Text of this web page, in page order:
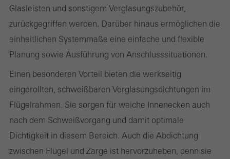
Glasleisten und sonstigem Verglasungszubehör,
zurückgegriffen werden. Darüber hinaus ermöglichen die
einheitlichen Systemmaße eine einfache und flexible
Planung sowie Ausführung von Anschlusssituationen.
Einen besonderen Vorteil bieten die werkseitig
eingerollten, schweißbaren Verglasungsdichtungen im
Flügelrahmen. Sie sorgen für weiche Innenecken auch
nach dem Schweißvorgang und damit optimale
Dichtigkeit in diesem Bereich. Auch die Abdichtung
zwischen Flügel und Zarge ist hervorzuheben, denn sie
Webseiten einwandfrei funktionieren und können nicht deaktiviert
werden. Ohne diese Cookies können bestimmte Teile der
Webseiten oder gewünschte Dienste nicht zur Verfügung gestellt
werden.
Statistik / Analyse Cookies
Diese Cookies werden zu statistischen Zwecken gesetzt, um die
Nutzung der Webseite zu analysieren und das Angebot,
beispielsweise durch Auswertung von durchgeführten